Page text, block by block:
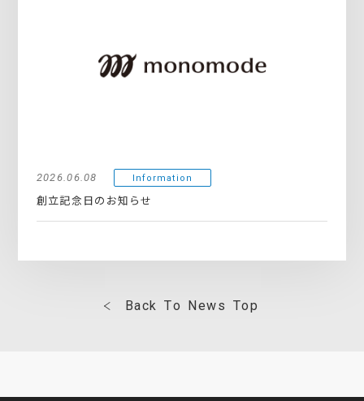
2026.06.08 Information
創立記念日のお知らせ
Back To News Top